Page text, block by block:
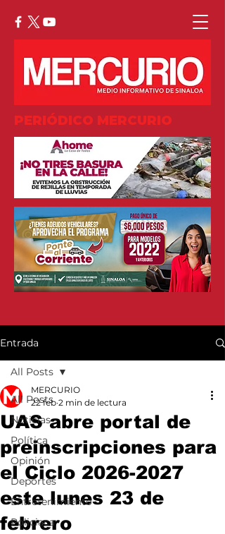
PERIÓDICO MERCURIO
Entrada
All Posts
Noticias
Política
Opinión
Deportes
Entretenimiento
Policiaca
All Posts
UAS abre portal de
preinscripciones para
el Ciclo 2026-2027
este lunes 23 de
febrero
MERCURIO
22 feb 2 min de lectura